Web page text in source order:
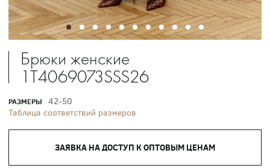
Брюки женские
1T4069073SSS26
РАЗМЕРЫ
42-50
Таблица соответствий размеров
ЗАЯВКА НА ДОСТУП К ОПТОВЫМ ЦЕНАМ